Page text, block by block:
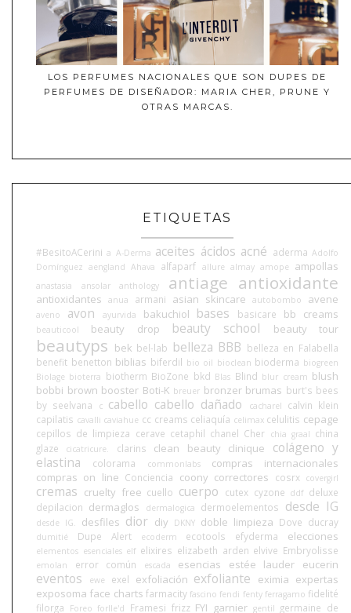
LOS PERFUMES NACIONALES QUE SON DUPES DE
PERFUMES DE DISEÑADOR: MARIA CHER, PRUNE Y
OTRAS MARCAS.
ETIQUETAS
#BesitoACerini a A-Derma aceites ácidos acné aderma Adolfo
Domínguez aengland Ahava alfaparf allure almay amope ampollas
anastasia ansolar anthology antiage antioxidante
antioxidantes anua armani asian skincare autobombo avene
aveno avon ayurvida bakuchiol bases basicare bb creams
beauticool beauty drop beauty school beauty tour
beautyps bek bel-lab belleza BBB belleza en Falabella
benefit benetton biblias biferdil bio oil bioclean bioderma biogreen
Biolage bioterra biotherm BioZone bkd Blas Blind blur cream blush
bobbi brown booster Boti-K breuer bronzer brumas burt's bees
by seelvana
c cabello cabello dañado cacharel
calvin klein
capilatis cavalli caviahue cc creams celiaquía celimax celulitis cepage
cepillos de limpieza cerave cetaphil chanel Cher chia graal china
glaze
cicatricure. clarins clean beauty clinique
colágeno y
elastina
colorama commonlabs
compras internacionales
compras on line Conciencia coony correctores cosrx covergirl
cremas cruelty free cuello cuerpo cutex cyzone ddf deluxe
depilacion dermaglos dermalogica dermoelementos desde IG
desde IG. desfiles dior diy DKNY doble limpieza Dove ducray
dumitié Dupe Alert ecoderm ecotools efyderma elecciones
elementos esenciales elf elixires elizabeth arden elvive Embryolisse
emolan error común escada esencias estée lauder eucerin
eventos ewe exel exfoliación exfoliante eximia expertas
exposoma face charts farmacity fascino fendi fenty ferragamo fidelité
filorga
Foreo forlle'd Framesi frizz FYI garnier gentil germaine de